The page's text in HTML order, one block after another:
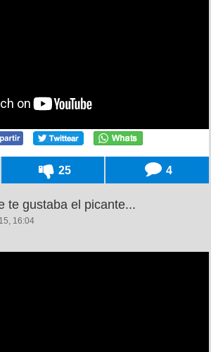
25 4
te gustaba el picante...
16:04